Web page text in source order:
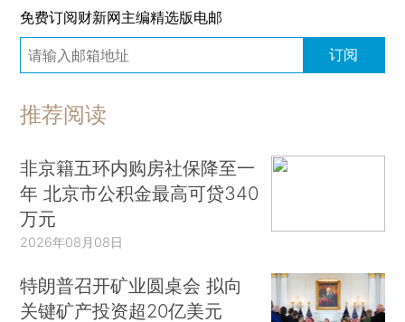
免费订阅财新网主编精选版电邮
订阅
推荐阅读
非京籍五环内购房社保降至一
年 北京市公积金最高可贷340
万元
2026年08月08日
特朗普召开矿业圆桌会 拟向
关键矿产投资超20亿美元